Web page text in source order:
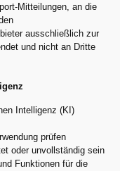
Mitteilungen, an die
ausschließlich zur
und nicht an Dritte
Intelligenz (KI)
prüfen
oder unvollständig sein
Funktionen für die